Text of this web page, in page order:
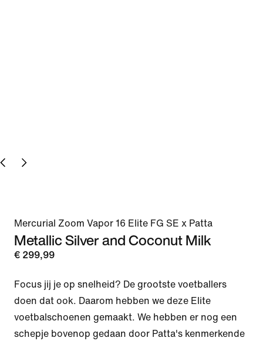
Mercurial Zoom Vapor 16 Elite FG SE x Patta
Metallic Silver and Coconut Milk
€ 299,99
Focus jij je op snelheid? De grootste voetballers
doen dat ook. Daarom hebben we deze Elite
voetbalschoenen gemaakt. We hebben er nog een
schepje bovenop gedaan door Patta's kenmerkende